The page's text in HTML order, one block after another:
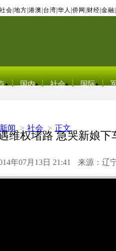
社会 地方 港澳 台湾 华人 侨网 财经 金融
国内 社会 国际
闻 > 社会 > 正文
维权堵路 急哭新娘下
年07月13日 21:41 来源：辽